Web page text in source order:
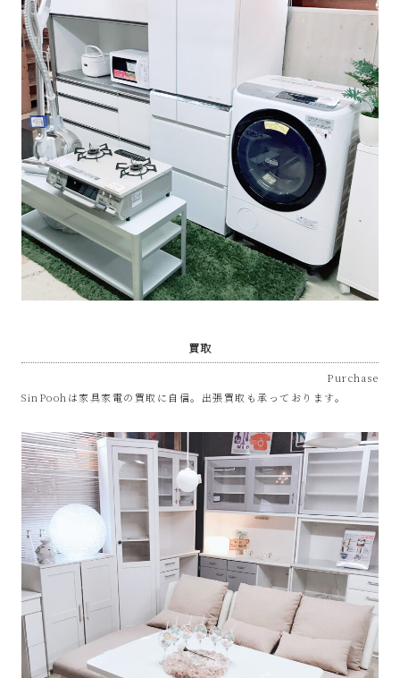
プ
あ
ま
市
買取
Purchase
SinPoohは家具家電の買取に自信。出張買取も承っております。